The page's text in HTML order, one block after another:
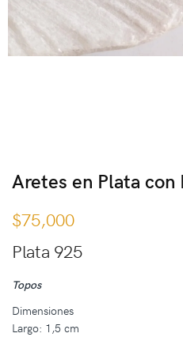
Aretes en Plata
$75,000
Plata 925
Topos
Dimensiones
Largo: 1,5 cm